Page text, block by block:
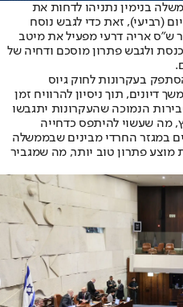
בנימין נתניהו לדחות את
(רביעי), זאת כדי לגבש נוסח
ש״ס אריה דרעי מפעיל את מיטב
ולגבש פתרון מוסכם ודחיה של
בעקרונות לחוק גיוס
דיונים, תוך ניסיון להרוויח זמן
הנמוכה שהעקרונות יתגבשו
מה שעשוי להיתפס כדחייה
במגזר החרדי מבינים שבממשלה
מוצע פתרון טוב יותר, מה שמגביר